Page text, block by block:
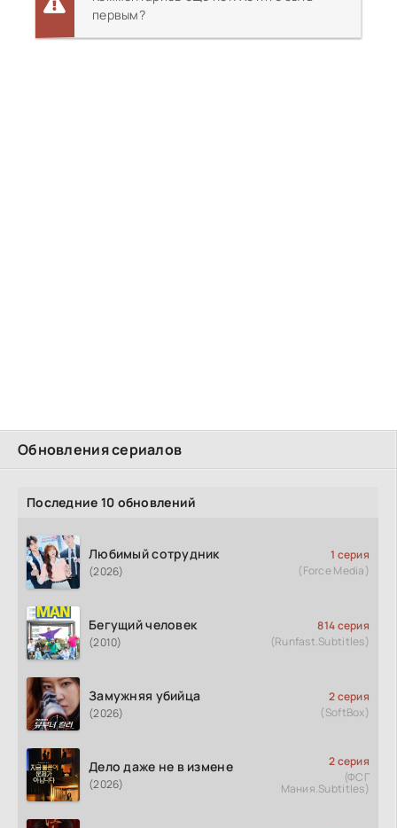
Обновления сериалов
Последние 10 обновлений
Любимый сотрудник
(2026)
1 серия
(Force Media)
Бегущий человек
(2010)
814 серия
(Runfast.Subtitles)
Замужняя убийца
(2026)
2 серия
(SoftBox)
Дело даже не в измене
(2026)
2 серия
(ФСГ
Мания.Subtitles)
первым?